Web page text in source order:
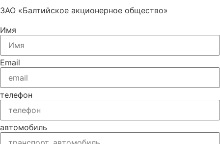
ЗАО «Балтийское акционерное общество»
Имя
Email
телефон
автомобиль